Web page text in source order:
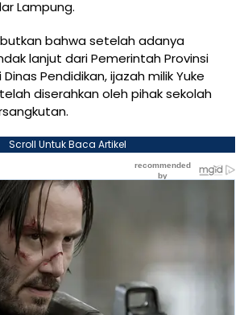
Lampung.
bahwa setelah adanya
lanjut dari Pemerintah Provinsi
Pendidikan, ijazah milik Yuke
diserahkan oleh pihak sekolah
Scroll Untuk Baca Artikel